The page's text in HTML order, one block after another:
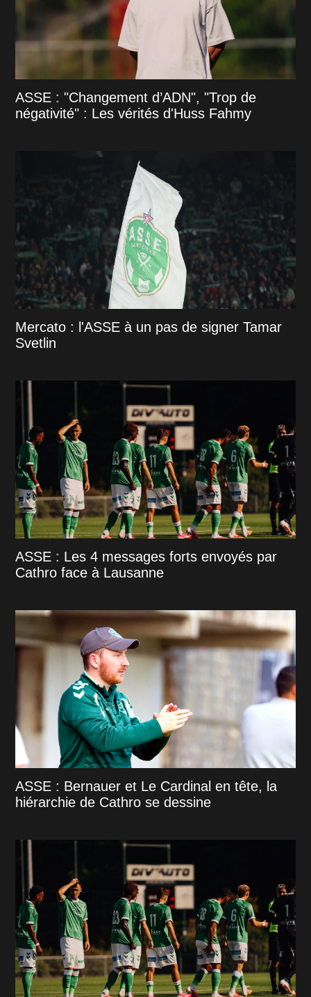
ASSE : "Changement d’ADN", "Trop de
négativité" : Les vérités d'Huss Fahmy
Mercato : l'ASSE à un pas de signer Tamar
Svetlin
ASSE : Les 4 messages forts envoyés par
Cathro face à Lausanne
ASSE : Bernauer et Le Cardinal en tête, la
hiérarchie de Cathro se dessine